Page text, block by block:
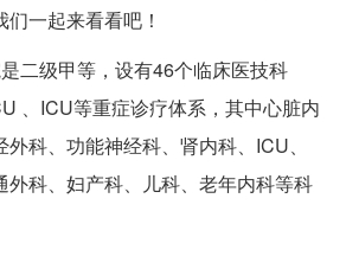
一起来看看吧！
二级甲等，设有46个临床医技科
、ICU等重症诊疗体系，其中心脏内
科、功能神经科、肾内科、ICU、
外科、妇产科、儿科、老年内科等科